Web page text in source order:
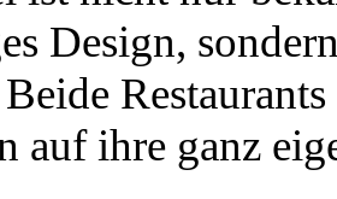
Design,
Restaurants
auf ihre ganz